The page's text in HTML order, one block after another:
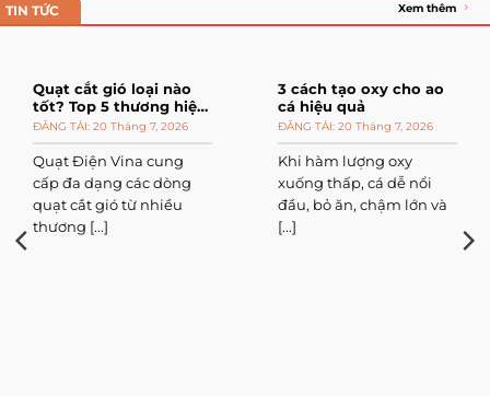
TIN TỨC Xem thêm
Quạt cắt gió loại nào
tốt? Top 5 thương hiệu
đáng mua20 Tháng 7, 2026
Quạt Điện Vina cung
cấp đa dạng các dòng
quạt cắt gió từ nhiều
thương [...]
3 cách tạo oxy cho ao
cá hiệu quả
20 Tháng 7, 2026
Khi hàm lượng oxy
xuống thấp, cá dễ nổi
đầu, bỏ ăn, chậm lớn và
[...]